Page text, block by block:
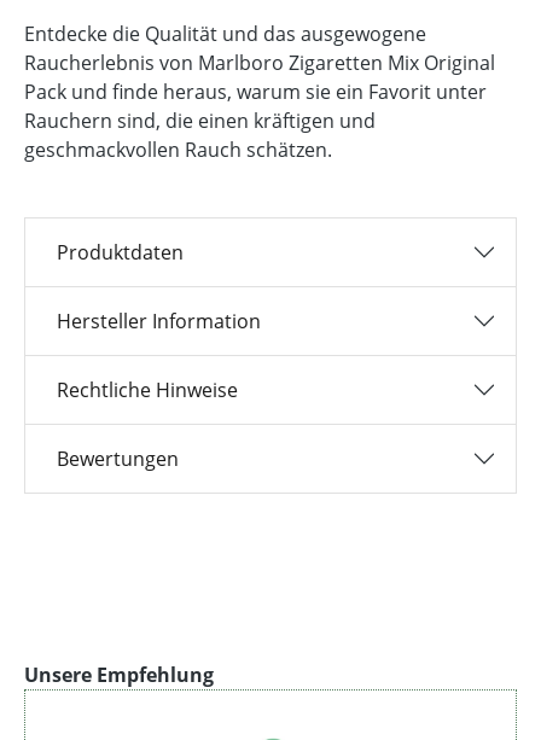
Entdecke die Qualität und das ausgewogene
Raucherlebnis von Marlboro Zigaretten Mix Original
Pack und finde heraus, warum sie ein Favorit unter
Rauchern sind, die einen kräftigen und
geschmackvollen Rauch schätzen.
Produktdaten
Hersteller Information
Rechtliche Hinweise
Bewertungen
Produktgalerie überspringen
Unsere Empfehlung